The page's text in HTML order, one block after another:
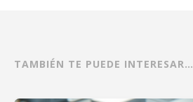
TAMBIÉN TE PUEDE INTERESAR…